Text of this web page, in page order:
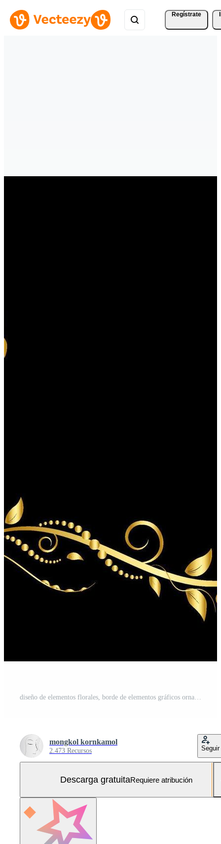
Regístrate
diseño de elementos florales, borde de elementos gráficos ornamentales de lujo, flores de remolinos, diseño decorativo de remolinos de follaje para tarjetas de decoración de páginas, bodas, pancartas, logotipos, marcos, etiquetas, cafés, boutiques Vector Gratis y SVG Gratis
mongkol kornkamol
2.473 Recursos Seguir
Descarga gratuitaRequiere atribución